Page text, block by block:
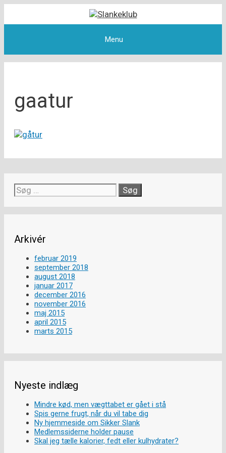
Menu
gaatur
Søg
efter:
Arkivér
februar 2019
september 2018
august 2018
januar 2017
december 2016
november 2016
maj 2015
april 2015
marts 2015
Nyeste indlæg
Mindre kød, men vægttabet er gået i stå
Spis gerne frugt, når du vil tabe dig
Ny hjemmeside om Sikker Slank
Medlemssiderne holder pause
Skal jeg tælle kalorier, fedt eller kulhydrater?